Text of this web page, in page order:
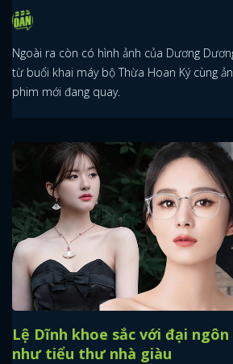
Ngoài ra còn có hình ảnh của Dương
từ buổi khai máy bộ Thừa Hoan Ký cùng
phim mới đang quay.
Lệ Dĩnh khoe sắc với đại
như tiểu thư nhà giàu